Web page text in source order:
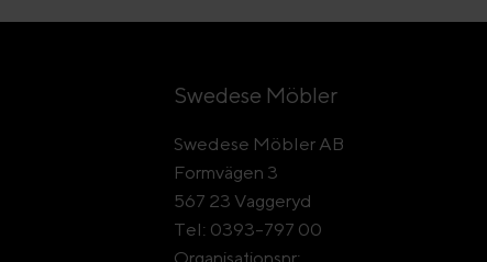
Swedese Möbler
Swedese Möbler AB
Formvägen 3
567 23 Vaggeryd
Tel: 0393-797 00
Organisationsnr: